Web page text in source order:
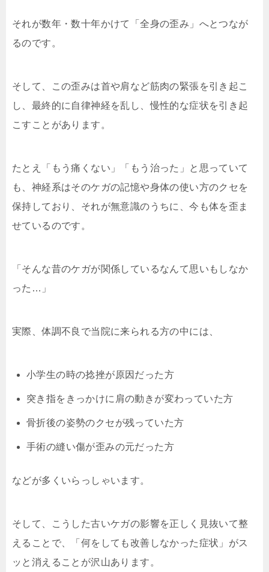
それが数年・数十年かけて「全身の歪み」へとつなが
るのです。
そして、この歪みは首や肩など筋肉の緊張を引き起こ
し、最終的に自律神経を乱し、慢性的な症状を引き起
こすことがあります。
たとえ「もう痛くない」「もう治った」と思っていて
も、神経系はそのケガの記憶や身体の使い方のクセを
保持しており、それが無意識のうちに、今も体を歪ま
せているのです。
「そんな昔のケガが関係しているなんて思いもしなか
った…」
実際、体調不良で当院に来られる方の中には、
小学生の時の捻挫が原因だった方
突き指をきっかけに肩の動きが変わっていた方
骨折後の姿勢のクセが残っていた方
手術の縫い傷が歪みの元だった方
などが多くいらっしゃいます。
そして、こうした古いケガの影響を正しく見抜いて整
えることで、「何をしても改善しなかった症状」がス
ッと消えることが沢山あります。